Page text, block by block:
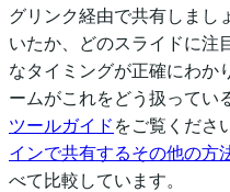
グリンク経由で共有しまし
いたか、どのスライドに注
なタイミングが正確にわか
ームがこれをどう扱ってい
ツールガイド をご覧くださ
インで共有するその他の方
べて比較しています。